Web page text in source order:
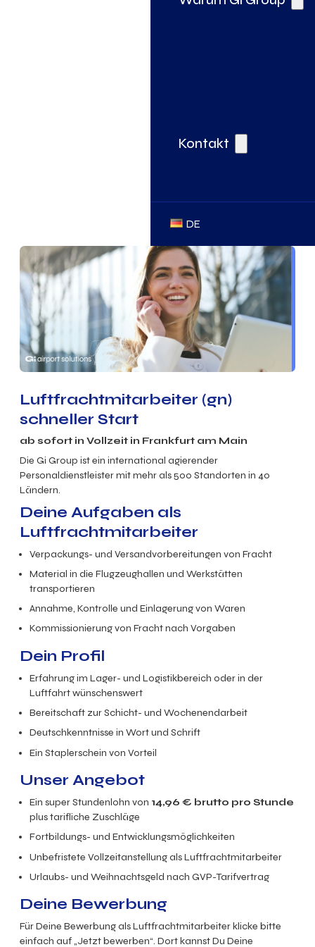
Kontakt
DE
Luftfrachtmitarbeiter (gn)
schneller Start
ab sofort in Vollzeit in Frankfurt am Main
Die Gi Group ist ein international agierender
Personaldienstleister mit mehr als 500 Standorten in 40
Ländern.
Deine Aufgaben als
Luftfrachtmitarbeiter
Verpackungs- und Versandvorbereitungen von Fracht
Material in die Flugzeughallen und Werkstätten
transportieren
Annahme, Kontrolle und Einlagerung von Waren
Kommissionierung von Fracht nach Vorgaben
Dein Profil
Erfahrung im Lager- und Logistikbereich oder in der
Luftfahrt wünschenswert
Bereitschaft zur Schicht- und Wochenendarbeit
Deutschkenntnisse in Wort und Schrift
Ein Staplerschein von Vorteil
Unser Angebot
Ein superStundenlohn von 14,96 € brutto pro Stunde
plus tarifliche Zuschläge
Fortbildungs- und Entwicklungsmöglichkeiten
Unbefristete Vollzeitanstellung als Luftfrachtmitarbeiter
Urlaubs- und Weihnachtsgeld nach GVP-Tarifvertrag
Deine Bewerbung
Für Deine Bewerbung als Luftfrachtmitarbeiter klicke bitte
einfach auf „Jetzt bewerben“. Dort kannst Du Deine